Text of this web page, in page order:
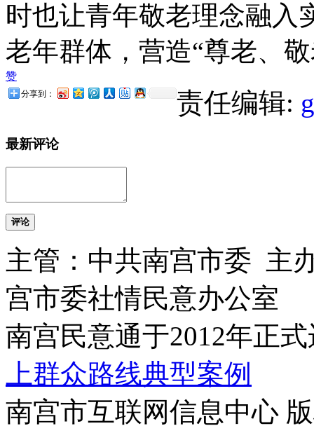
时也让青年敬老理念融入
老年群体，营造“尊老、
赞
分享到： 责任编辑:
最新评论
评论
主管：中共南宫市委 主
宫市委社情民意办公室
南宫民意通于2012年正
上群众路线典型案例
南宫市互联网信息中心